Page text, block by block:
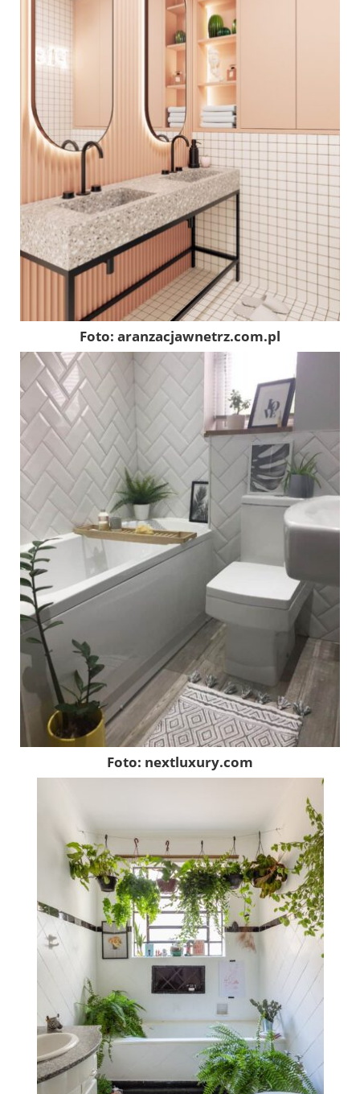
Foto: aranzacjawnetrz.com.pl
Foto: nextluxury.com